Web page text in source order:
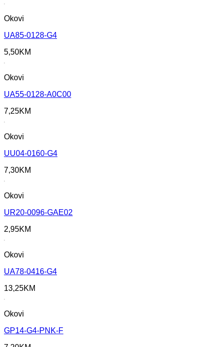
Okovi
UA85-0128-G4
5,50KM
Okovi
UA55-0128-A0C00
7,25KM
Okovi
UU04-0160-G4
7,30KM
Okovi
UR20-0096-GAE02
2,95KM
Okovi
UA78-0416-G4
13,25KM
Okovi
GP14-G4-PNK-F